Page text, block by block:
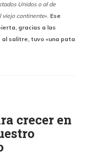
Unidos o al de
viejo continente«. Ese
gracias a las
salitre, tuvo «una pata
crecer en